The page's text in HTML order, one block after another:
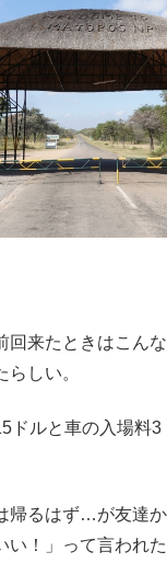
回来たときはこん
しい。
ドルと車の入場料
帰るはず…が友達
い！」って言われた